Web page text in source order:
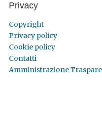
Privacy
Copyright
Privacy policy
Cookie policy
Contatti
Amministrazione